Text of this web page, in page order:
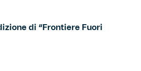
di “Frontiere Fuori